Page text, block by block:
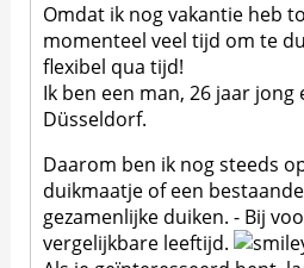
Omdat ik nog vakantie heb
momenteel veel tijd om te
flexibel qua tijd!
Ik ben een man, 26 jaar jong
Düsseldorf.
Daarom ben ik nog steeds
duikmaatje of een
gezamenlijke duiken. - Bij
vergelijkbare leeftijd.